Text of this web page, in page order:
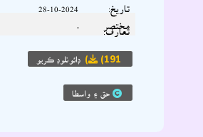
تاريخ:
تعارف:
(191) ڊائونلوڊ ڪريو
حق ۽ واسطا